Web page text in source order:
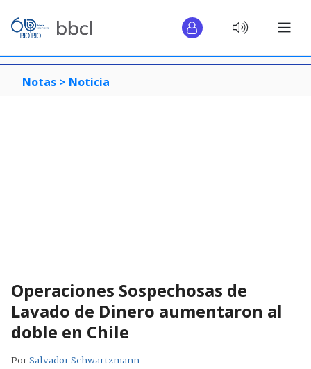
Notas > Noticia
Operaciones Sospechosas de
Lavado de Dinero aumentaron al
doble en Chile
PorSalvador Schwartzmann